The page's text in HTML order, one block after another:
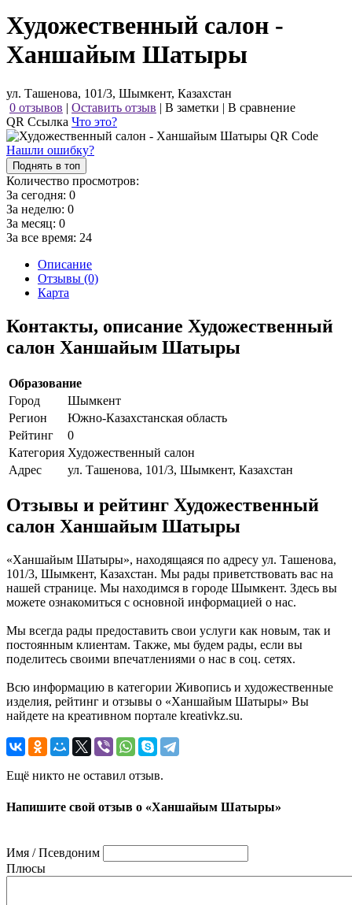
Художественный салон -
Ханшайым Шатыры
ул. Ташенова, 101/3, Шымкент, Казахстан
0 отзывов | Оставить отзыв | В заметки | В сравнение
QR Ссылка Что это?
Нашли ошибку?
Поднять в топ
Количество просмотров:
За сегодня: 0
За неделю: 0
За месяц: 0
За все время: 24
Описание
Отзывы (0)
Карта
Контакты, описание Художественный
салон Ханшайым Шатыры
Образование
Город
Шымкент
Регион
Южно-Казахстанская область
Рейтинг
0
Категория Художественный салон
Адрес
ул. Ташенова, 101/3, Шымкент, Казахстан
Отзывы и рейтинг Художественный
салон Ханшайым Шатыры
«Ханшайым Шатыры», находящаяся по адресу ул. Ташенова,
101/3, Шымкент, Казахстан. Мы рады приветствовать вас на
нашей странице. Мы находимся в городе Шымкент. Здесь вы
можете ознакомиться с основной информацией о нас.
Мы всегда рады предоставить свои услуги как новым, так и
постоянным клиентам. Также, мы будем рады, если вы
поделитесь своими впечатлениями о нас в соц. сетях.
Всю информацию в категории Живопись и художественные
изделия, рейтинг и отзывы о «Ханшайым Шатыры» Вы
найдете на креативном портале kreativkz.su.
Ещё никто не оставил отзыв.
Напишите свой отзыв о «Ханшайым Шатыры»
Имя / Псевдоним
Плюсы